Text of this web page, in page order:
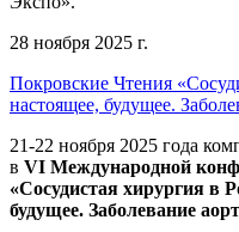
28 ноября 2025 г.
Покровские Чтения
настоящее, будущее.
21-22 ноября 2025 года
в VI Международной
«Сосудистая хирургия в
будущее. Заболевание